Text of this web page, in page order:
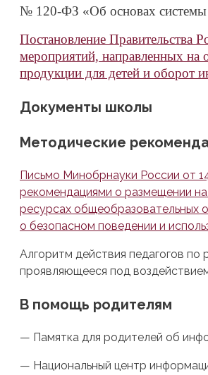
№ 120-ФЗ «Об основах системы
Постановление Правительства
мероприятий, направленных на
продукции для детей и оборот
Документы школы
Методические
Письмо Минобрнауки России от
рекомендациями о размещении
ресурсах общеобразовательных
о безопасном поведении и
Алгоритм действия педагогов
проявляющееся под
В помощь родителям
— Памятка для родителей об
— Национальный центр